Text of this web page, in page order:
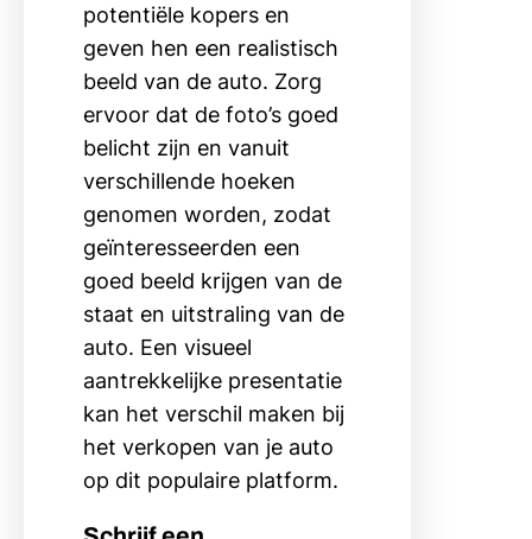
potentiële kopers en
geven hen een realistisch
beeld van de auto. Zorg
ervoor dat de foto’s goed
belicht zijn en vanuit
verschillende hoeken
genomen worden, zodat
geïnteresseerden een
goed beeld krijgen van de
staat en uitstraling van de
auto. Een visueel
aantrekkelijke presentatie
kan het verschil maken bij
het verkopen van je auto
op dit populaire platform.